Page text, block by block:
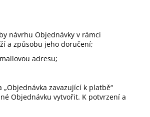
návrhu Objednávky v rámci
a způsobu jeho doručení;
adresu;
zavazující k platbě“
Objednávku vytvořit. K potvrzení a